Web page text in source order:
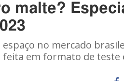
malte?
no mercado
em formato de teste